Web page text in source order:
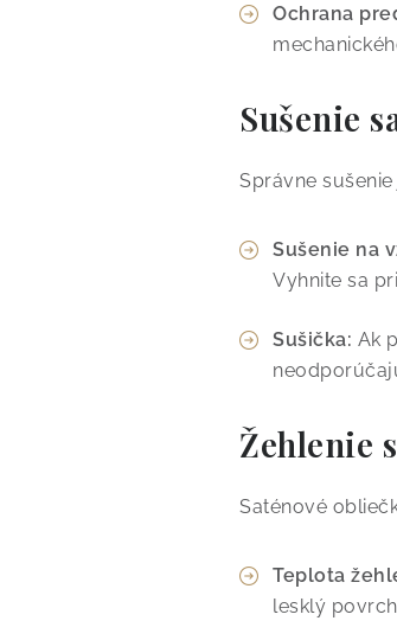
Ochrana
Sušenie
Správne
Sušenie na
Vyhnite sa
Sušička: Ak
Žehlenie
Saténové
Teplota
lesklý